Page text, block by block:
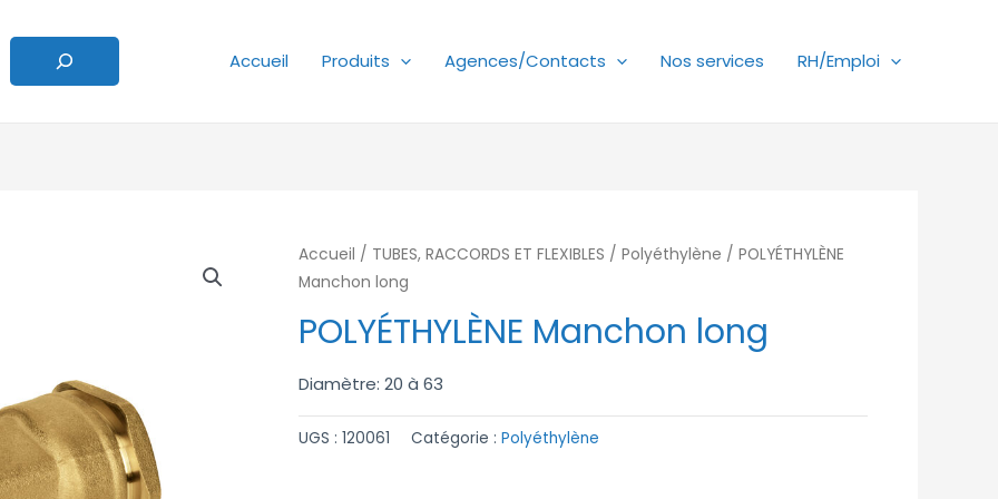
Accueil
Produits Agences/Contacts Nos services RH/Emploi
Accueil / TUBES, RACCORDS ET FLEXIBLES /Polyéthylène / POLYÉTHYLÈNE
Manchon long
POLYÉTHYLÈNE Manchon long
Diamètre: 20 à 63
UGS :120061 Catégorie :Polyéthylène